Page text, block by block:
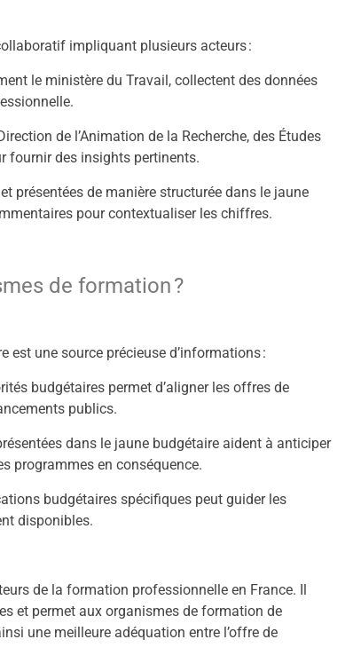
impliquant plusieurs acteurs :
le ministère du Travail, collectent des données
de l’Animation de la Recherche, des Études
fournir des insights pertinents.
présentées de manière structurée dans le jaune
pour contextualiser les chiffres.
de formation ?
une source précieuse d’informations :
budgétaires permet d’aligner les offres de
publics.
dans le jaune budgétaire aident à anticiper
programmes en conséquence.
budgétaires spécifiques peut guider les
disponibles.
de la formation professionnelle en France. Il
et permet aux organismes de formation de
une meilleure adéquation entre l’offre de